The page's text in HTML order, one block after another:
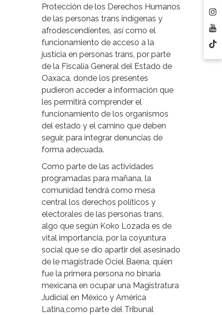
Protección de los Derechos Humanos
de las personas trans indígenas y
afrodescendientes, así como el
funcionamiento de acceso a la
justicia en personas trans, por parte
de la Fiscalía General del Estado de
Oaxaca, donde los presentes
pudieron acceder a información que
les permitirá comprender el
funcionamiento de los organismos
del estado y el camino que deben
seguir, para integrar denuncias de
forma adecuada.
Como parte de las actividades
programadas para mañana, la
comunidad tendrá como mesa
central los derechos políticos y
electorales de las personas trans,
algo que según Koko Lozada es de
vital importancia, por la coyuntura
social que se dio apartir del asesinado
de le magistrade Ociel Baena, quien
fue la primera persona no binaria
mexicana en ocupar una Magistratura
Judicial en México y América
Latina,como parte del Tribunal